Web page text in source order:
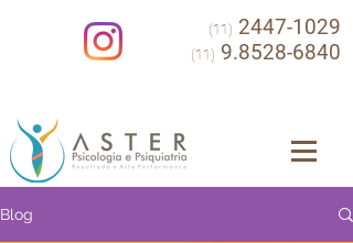
(11) 2447-1029
(11) 9.8528-6840
Blog